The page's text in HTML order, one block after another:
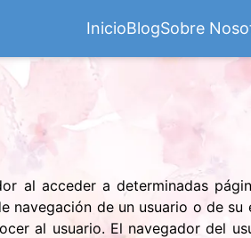
InicioBlogSobre
al acceder a determinadas
navegación de un usuario o de
al usuario. El navegador del